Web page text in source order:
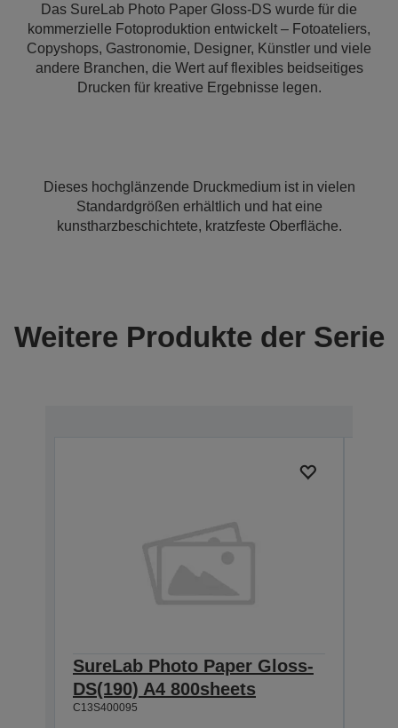
Das SureLab Photo Paper Gloss-DS wurde für die
kommerzielle Fotoproduktion entwickelt – Fotoateliers,
Copyshops, Gastronomie, Designer, Künstler und viele
andere Branchen, die Wert auf flexibles beidseitiges
Drucken für kreative Ergebnisse legen.
Dieses hochglänzende Druckmedium ist in vielen
Standardgrößen erhältlich und hat eine
kunstharzbeschichtete, kratzfeste Oberfläche.
Weitere Produkte der Serie
SureLab Photo Paper Gloss-
DS(190) A4 800sheets
C13S400095